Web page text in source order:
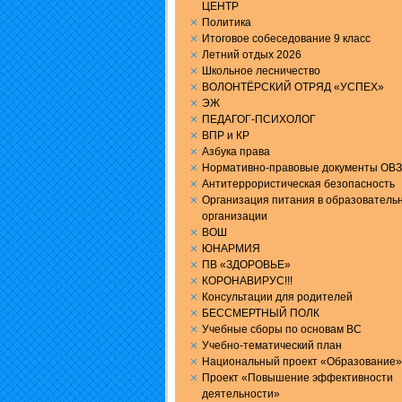
ЦЕНТР
Политика
Итоговое собеседование 9 класс
Летний отдых 2026
Школьное лесничество
ВОЛОНТЁРСКИЙ ОТРЯД «УСПЕХ»
ЭЖ
ПЕДАГОГ-ПСИХОЛОГ
ВПР и КР
Aзбука права
Нормативно-правовые документы ОВЗ
Антитеррористическая безопасность
Организация питания в
организации
ВОШ
ЮНАРМИЯ
ПВ «ЗДОРОВЬЕ»
КОРОНАВИРУС!!!
Консультации для родителей
БЕССМЕРТНЫЙ ПОЛК
Учебные сборы по основам ВС
Учебно-тематический план
Национальный проект «Образование»
Проект «Повышение эффективности
деятельности»